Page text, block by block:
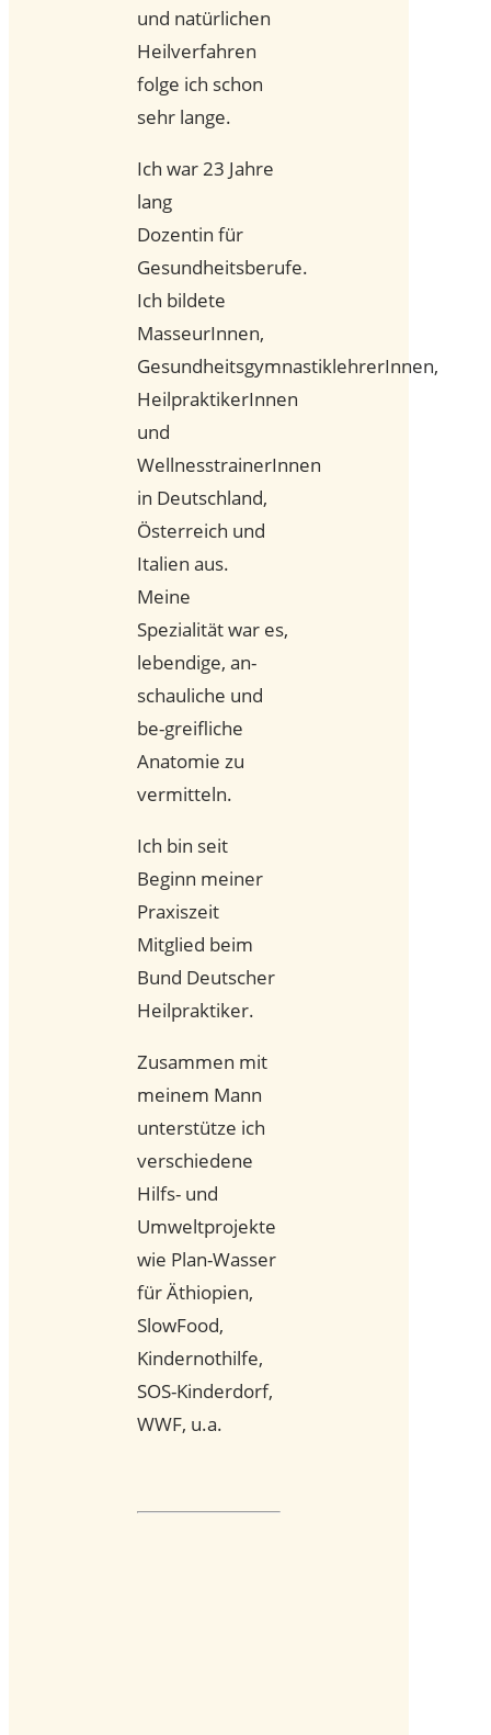
und natürlichen
Heilverfahren
folge ich schon
sehr lange.
Ich war 23 Jahre
lang
Dozentin für
Gesundheitsberufe.
Ich bildete
MasseurInnen,
GesundheitsgymnastiklehrerInnen,
HeilpraktikerInnen
und
WellnesstrainerInnen
in Deutschland,
Österreich und
Italien aus.
Meine
Spezialität war es,
lebendige, an-
schauliche und
be-greifliche
Anatomie zu
vermitteln.
Ich bin seit
Beginn meiner
Praxiszeit
Mitglied beim
Bund Deutscher
Heilpraktiker.
Zusammen mit
meinem Mann
unterstütze ich
verschiedene
Hilfs- und
Umweltprojekte
wie Plan-Wasser
für Äthiopien,
SlowFood,
Kindernothilfe,
SOS-Kinderdorf,
WWF, u.a.